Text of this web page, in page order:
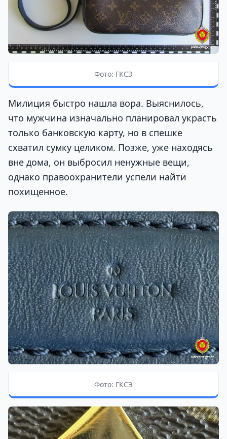
Фото: ГКСЭ
Милиция быстро нашла вора. Выяснилось,
что мужчина изначально планировал украсть
только банковскую карту, но в спешке
схватил сумку целиком. Позже, уже находясь
вне дома, он выбросил ненужные вещи,
однако правоохранители успели найти
похищенное.
Фото: ГКСЭ